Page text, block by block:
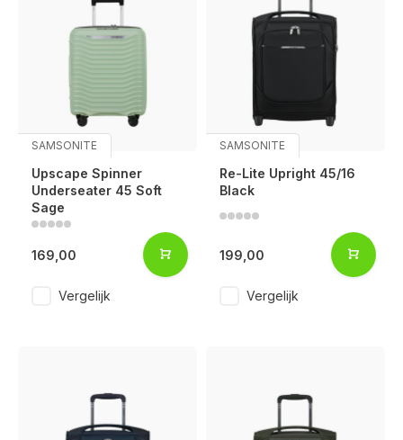
SAMSONITE
Upscape Spinner
Underseater 45 Soft
Sage
169,00
Vergelijk
SAMSONITE
Re-Lite Upright 45/16
Black
199,00
Vergelijk